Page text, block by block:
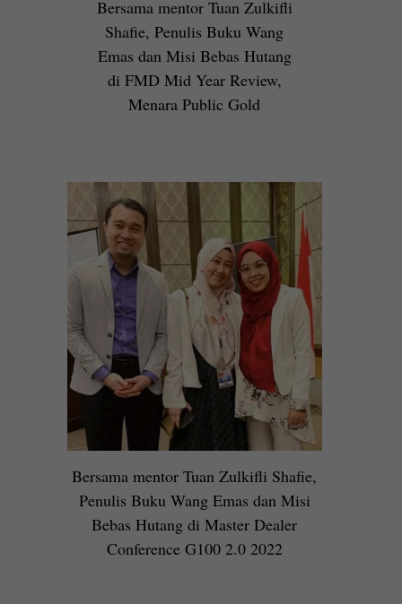
Bersama mentor Tuan Zulkifli
Shafie, Penulis Buku Wang
Emas dan Misi Bebas Hutang
di FMD Mid Year Review,
Menara Public Gold
Bersama mentor Tuan Zulkifli Shafie,
Penulis Buku Wang Emas dan Misi
Bebas Hutang di Master Dealer
Conference G100 2.0 2022